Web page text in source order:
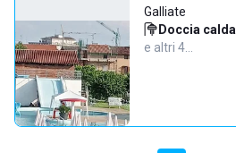
Galliate
Doccia calda
e altri 4…